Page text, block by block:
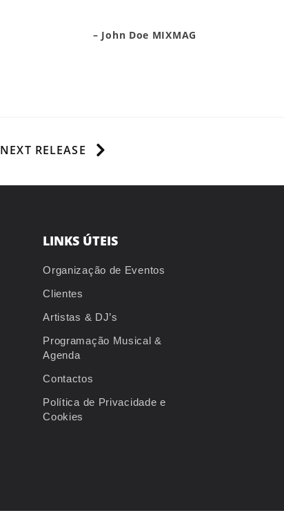
– John Doe MIXMAG
NEXT RELEASE
LINKS ÚTEIS
Organização de Eventos
Clientes
Artistas & DJ’s
Programação Musical &
Agenda
Contactos
Política de Privacidade e
Cookies